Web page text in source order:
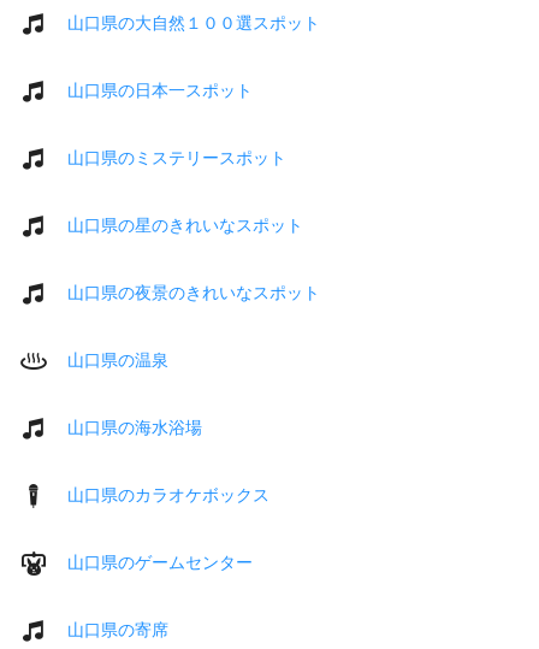
山口県の大自然１００選スポット
山口県の日本一スポット
山口県のミステリースポット
山口県の星のきれいなスポット
山口県の夜景のきれいなスポット
山口県の温泉
山口県の海水浴場
山口県のカラオケボックス
山口県のゲームセンター
山口県の寄席